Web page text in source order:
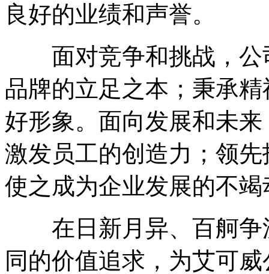
良好的业绩和声誉。
面对竞争和挑战，公
品牌的立足之本；秉承
好形象。面向发展和未
激发员工的创造力；领
使之成为企业发展的不
在日新月异、百舸争
同的价值追求，为艾可